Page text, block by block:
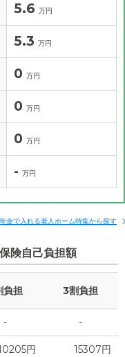
5.6 万円
5.3 万円
0 万円
0 万円
0 万円
- 万円
金で入れる老人ホーム特集から探す
険自己負担額
負担 3割負担
- -
円 15307円